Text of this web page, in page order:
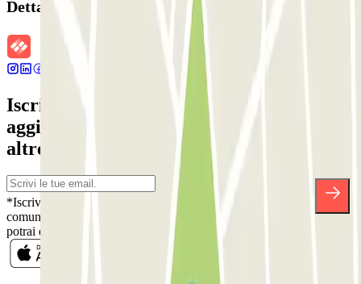
Dettagli della prenotazione
Iscriviti alla nostra Newsletter e rimani
aggiornato su sconti, concorsi e tante
altre sorprese.
*Iscrivendoti, accetti la nostra Informativa sulla Privacy per ricevere
comunicazioni commerciali da Parclick. Senza alcun impegno,
potrai disiscriverti quando vuoi direttamente dalla stessa newsletter.